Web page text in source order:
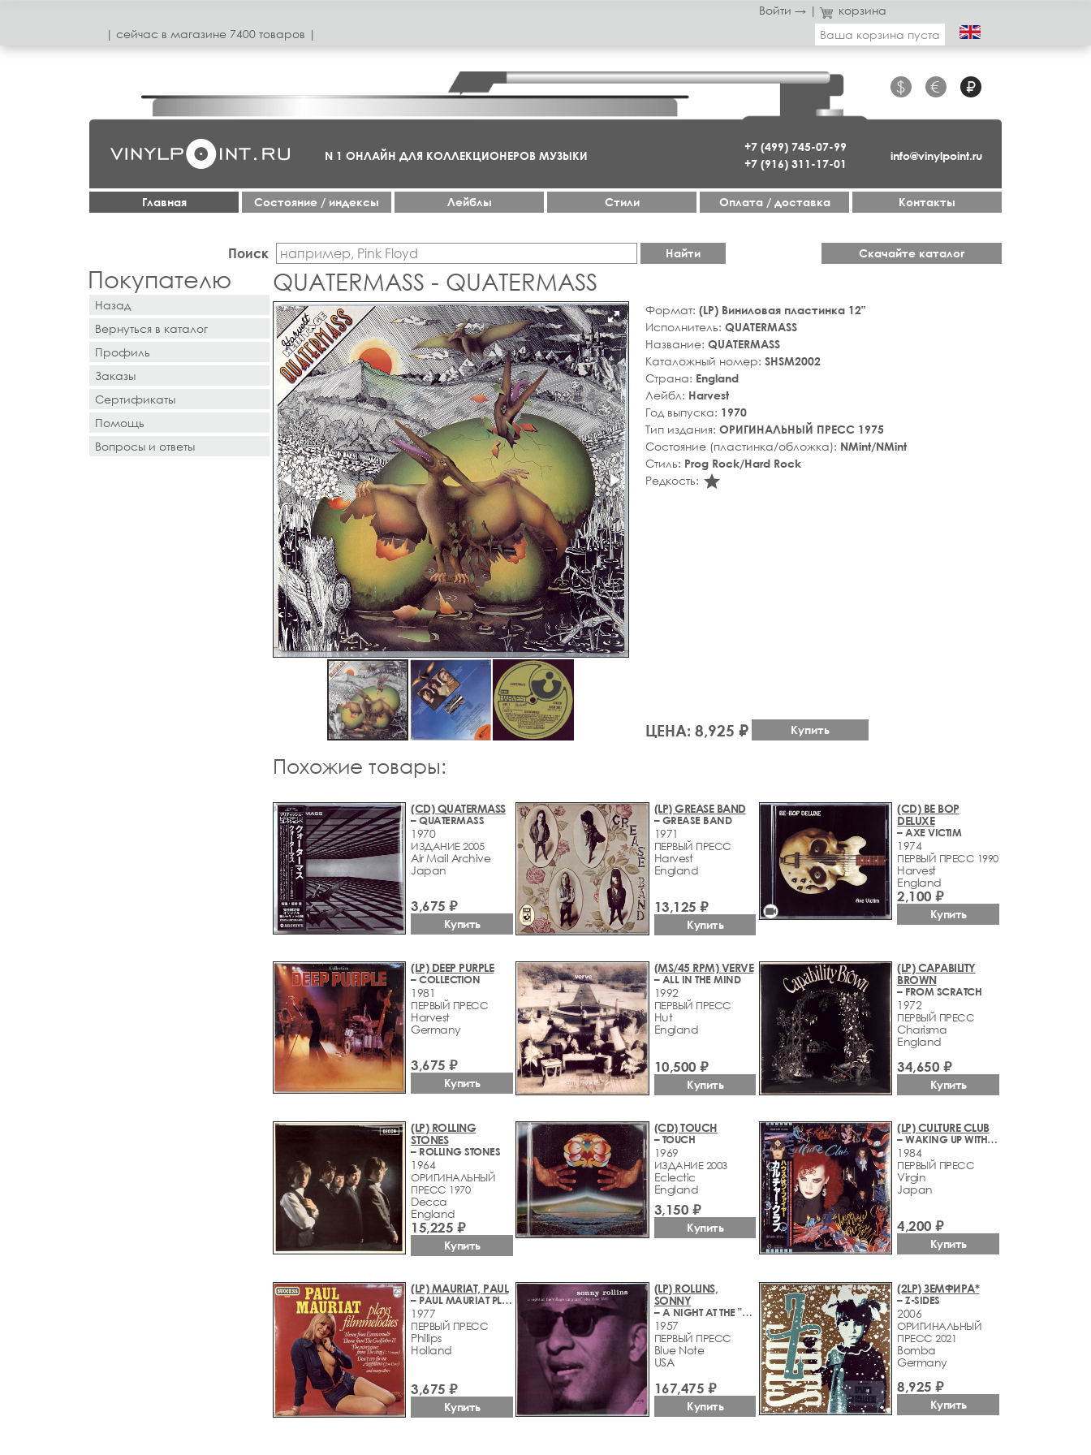
Войти → |
корзина
| сeйчас в магазинe 7400 товаров |
Ваша корзина пуста
+7 (499) 745-07-99
+7 (916) 311-17-01
$ € ₽
info@vinylpoint.ru
N 1 ОНЛАЙН ДЛЯ КОЛЛЕКЦИОНЕРОВ МУЗЫКИ
Главная Cостояние / индексы Лейблы Стили Оплата / доставка Контакты
Поиск Найти Скачайте каталог
Покупателю
Назад
Вернуться в каталог
Профиль
Заказы
Сертификаты
Помощь
Вопросы и ответы
QUATERMASS - QUATERMASS
Формат: (LP) Виниловая пластинка 12"
Исполнитель: QUATERMASS
Название: QUATERMASS
Каталожный номер: SHSM2002
Страна: England
Лейбл: Harvest
Год выпуска: 1970
Тип издания: ОРИГИНАЛЬНЫЙ ПРЕСС 1975
Состояние (пластинка/обложка): NMint/NMint
Стиль: Prog Rock/Hard Rock
Редкость: star_rate
ЦЕНА: 8,925 ₽ Купить
Похожие товары:
(CD) QUATERMASS
– QUATERMASS
1970
ИЗДАНИЕ 2005
Air Mail Archive
Japan
3,675 ₽
Купить
(LP) GREASE BAND
– GREASE BAND
1971
ПЕРВЫЙ ПРЕСС
Harvest
England
13,125 ₽
Купить
videocam
(CD) BE BOP
DELUXE
– AXE VICTIM
1974
ПЕРВЫЙ ПРЕСС 1990
Harvest
England
2,100 ₽
Купить
(LP) DEEP PURPLE
– COLLECTION
1981
ПЕРВЫЙ ПРЕСС
Harvest
Germany
3,675 ₽
Купить
(MS/45 RPM) VERVE
– ALL IN THE MIND
1992
ПЕРВЫЙ ПРЕСС
Hut
England
10,500 ₽
Купить
(LP) CAPABILITY
BROWN
– FROM SCRATCH
1972
ПЕРВЫЙ ПРЕСС
Charisma
England
34,650 ₽
Купить
(LP) ROLLING
STONES
– ROLLING STONES
1964
ОРИГИНАЛЬНЫЙ
ПРЕСС 1970
Decca
England
15,225 ₽
Купить
(CD) TOUCH
– TOUCH
1969
ИЗДАНИЕ 2003
Eclectic
England
3,150 ₽
Купить
(LP) CULTURE CLUB
– WAKING UP WITH THE HOUSE ON FIRE
1984
ПЕРВЫЙ ПРЕСС
Virgin
Japan
4,200 ₽
Купить
(LP) MAURIAT, PAUL
– PAUL MAURIAT PLAYS FILMMELODIES
1977
ПЕРВЫЙ ПРЕСС
Philips
Holland
3,675 ₽
Купить
(LP) ROLLINS,
SONNY
– A NIGHT AT THE "VILLAGE VANGUARD"
1957
ПЕРВЫЙ ПРЕСС
Blue Note
USA
167,475 ₽
Купить
(2LP) ЗЕМФИРА*
– Z-SIDES
2006
ОРИГИНАЛЬНЫЙ
ПРЕСС 2021
Bomba
Germany
8,925 ₽
Купить